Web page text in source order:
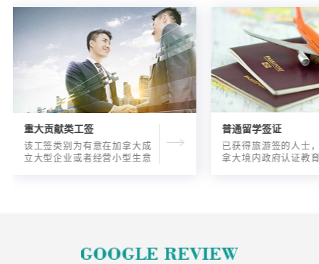
重大贡献类工签
该工签类别为有意在加拿大成
立大型企业或者经营小型生意
普通留学签证
已获得旅游签的人士
拿大境内政府认证教